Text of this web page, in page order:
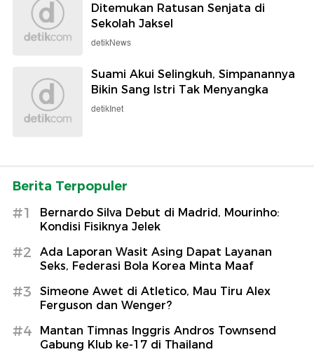
Ditemukan Ratusan Senjata di
Sekolah Jaksel
detikNews
Suami Akui Selingkuh, Simpanannya
Bikin Sang Istri Tak Menyangka
detikInet
Berita Terpopuler
#1
Bernardo Silva Debut di Madrid, Mourinho:
Kondisi Fisiknya Jelek
#2
Ada Laporan Wasit Asing Dapat Layanan
Seks, Federasi Bola Korea Minta Maaf
#3
Simeone Awet di Atletico, Mau Tiru Alex
Ferguson dan Wenger?
#4
Mantan Timnas Inggris Andros Townsend
Gabung Klub ke-17 di Thailand